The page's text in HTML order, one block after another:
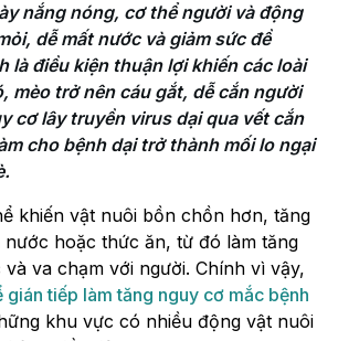
nắng nóng, cơ thể người và động
dễ mất nước và giảm sức đề
là điều kiện thuận lợi khiến các loài
mèo trở nên cáu gắt, dễ cắn người
cơ lây truyền virus dại qua vết cắn
cho bệnh dại trở thành mối lo ngại
khiến vật nuôi bồn chồn hơn, tăng
nước hoặc thức ăn, từ đó làm tăng
va chạm với người. Chính vì vậy,
gián tiếp làm tăng nguy cơ mắc bệnh
khu vực có nhiều động vật nuôi